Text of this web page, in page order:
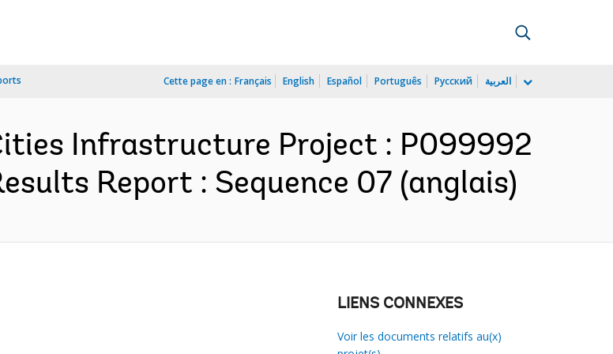
Cette page en : Français English Español Português Русский العربية
Infrastructure Project : P099992
Report : Sequence 07 (anglais)
LIENS CONNEXES
Voir les documents relatifs au(x)